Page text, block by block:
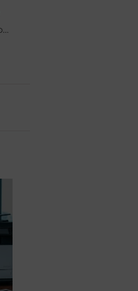
Maak gebruik van marketing automatisatie